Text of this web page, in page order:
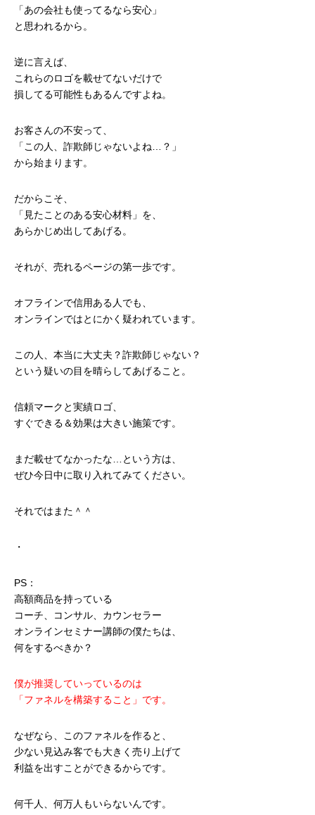
「あの会社も使ってるなら安心」
と思われるから。
逆に言えば、
これらのロゴを載せてないだけで
損してる可能性もあるんですよね。
お客さんの不安って、
「この人、詐欺師じゃないよね…？」
から始まります。
だからこそ、
「見たことのある安心材料」を、
あらかじめ出してあげる。
それが、売れるページの第一歩です。
オフラインで信用ある人でも、
オンラインではとにかく疑われています。
この人、本当に大丈夫？詐欺師じゃない？
という疑いの目を晴らしてあげること。
信頼マークと実績ロゴ、
すぐできる＆効果は大きい施策です。
まだ載せてなかったな…という方は、
ぜひ今日中に取り入れてみてください。
それではまた＾＾
・
PS：
高額商品を持っている
コーチ、コンサル、カウンセラー
オンラインセミナー講師の僕たちは、
何をするべきか？
僕が推奨していっているのは
「ファネルを構築すること」です。
なぜなら、このファネルを作ると、
少ない見込み客でも大きく売り上げて
利益を出すことができるからです。
何千人、何万人もいらないんです。